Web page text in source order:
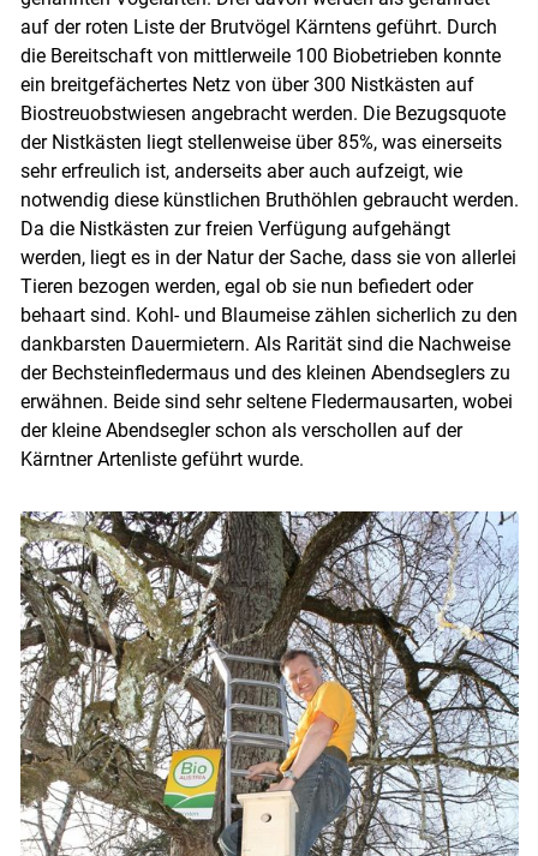
Skip to main content
auf der roten Liste der Brutvögel Kärntens geführt. Durch
die Bereitschaft von mittlerweile 100 Biobetrieben konnte
ein breitgefächertes Netz von über 300 Nistkästen auf
Biostreuobstwiesen angebracht werden. Die Bezugsquote
der Nistkästen liegt stellenweise über 85%, was einerseits
sehr erfreulich ist, anderseits aber auch aufzeigt, wie
notwendig diese künstlichen Bruthöhlen gebraucht werden.
Da die Nistkästen zur freien Verfügung aufgehängt
werden, liegt es in der Natur der Sache, dass sie von allerlei
Tieren bezogen werden, egal ob sie nun befiedert oder
behaart sind. Kohl- und Blaumeise zählen sicherlich zu den
dankbarsten Dauermietern. Als Rarität sind die Nachweise
der Bechsteinfledermaus und des kleinen Abendseglers zu
erwähnen. Beide sind sehr seltene Fledermausarten, wobei
der kleine Abendsegler schon als verschollen auf der
Kärntner Artenliste geführt wurde.